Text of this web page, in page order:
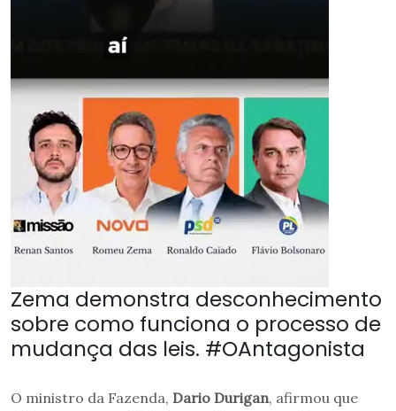
Zema demonstra desconhecimento
sobre como funciona o processo de
mudança das leis. #OAntagonista
O ministro da Fazenda, Dario Durigan, afirmou que